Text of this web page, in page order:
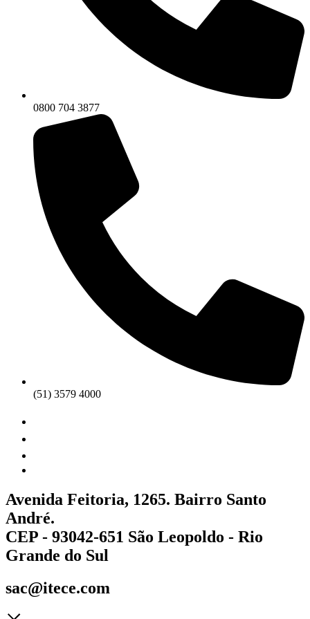
0800 704 3877
(51) 3579 4000
Avenida Feitoria, 1265. Bairro Santo
André.
CEP - 93042-651 São Leopoldo - Rio
Grande do Sul
sac@itece.com